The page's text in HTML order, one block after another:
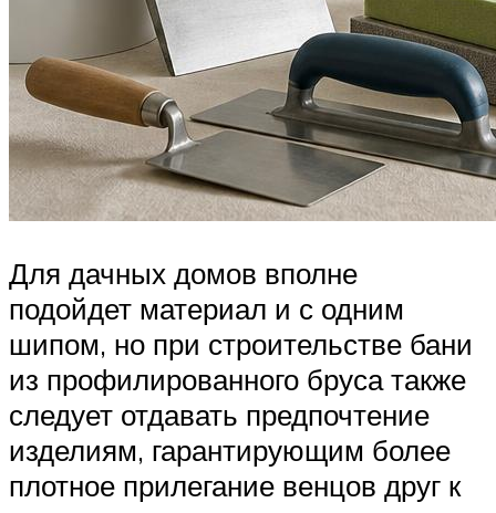
Для дачных домов вполне
подойдет материал и с одним
шипом, но при строительстве бани
из профилированного бруса также
следует отдавать предпочтение
изделиям, гарантирующим более
плотное прилегание венцов друг к